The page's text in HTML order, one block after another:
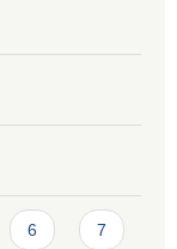
6 7